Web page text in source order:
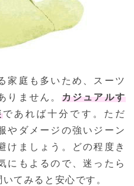
家庭も多いため、スーツ
りません。 カジュアルす
であれば十分です。ただ
やダメージの強いジーン
けましょう。どの程度き
にもよるので、迷ったら
てみると安心です。